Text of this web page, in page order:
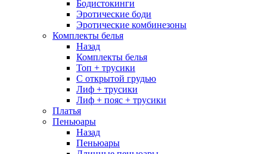
Бодистокинги
Эротические боди
Эротические комбинезоны
Комплекты белья
Назад
Комплекты белья
Топ + трусики
С открытой грудью
Лиф + трусики
Лиф + пояс + трусики
Платья
Пеньюары
Назад
Пеньюары